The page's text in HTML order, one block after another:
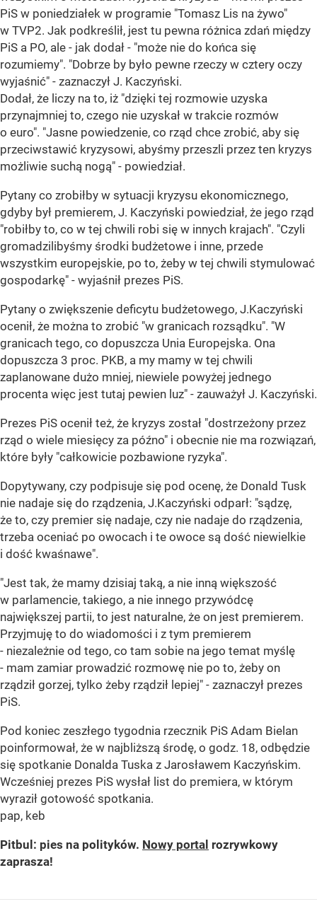
PiS w poniedziałek w programie "Tomasz Lis na żywo"
w TVP2. Jak podkreślił, jest tu pewna różnica zdań między
PiS a PO, ale - jak dodał - "może nie do końca się
rozumiemy". "Dobrze by było pewne rzeczy w cztery oczy
wyjaśnić" - zaznaczył J. Kaczyński.
Dodał, że liczy na to, iż "dzięki tej rozmowie uzyska
przynajmniej to, czego nie uzyskał w trakcie rozmów
o euro". "Jasne powiedzenie, co rząd chce zrobić, aby się
przeciwstawić kryzysowi, abyśmy przeszli przez ten kryzys
możliwie suchą nogą" - powiedział.
Pytany co zrobiłby w sytuacji kryzysu ekonomicznego,
gdyby był premierem, J. Kaczyński powiedział, że jego rząd
"robiłby to, co w tej chwili robi się w innych krajach". "Czyli
gromadzilibyśmy środki budżetowe i inne, przede
wszystkim europejskie, po to, żeby w tej chwili stymulować
gospodarkę" - wyjaśnił prezes PiS.
Pytany o zwiększenie deficytu budżetowego, J.Kaczyński
ocenił, że można to zrobić "w granicach rozsądku". "W
granicach tego, co dopuszcza Unia Europejska. Ona
dopuszcza 3 proc. PKB, a my mamy w tej chwili
zaplanowane dużo mniej, niewiele powyżej jednego
procenta więc jest tutaj pewien luz" - zauważył J. Kaczyński.
Prezes PiS ocenił też, że kryzys został "dostrzeżony przez
rząd o wiele miesięcy za późno" i obecnie nie ma rozwiązań,
które były "całkowicie pozbawione ryzyka".
Dopytywany, czy podpisuje się pod ocenę, że Donald Tusk
nie nadaje się do rządzenia, J.Kaczyński odparł: "sądzę,
że to, czy premier się nadaje, czy nie nadaje do rządzenia,
trzeba oceniać po owocach i te owoce są dość niewielkie
i dość kwaśnawe".
"Jest tak, że mamy dzisiaj taką, a nie inną większość
w parlamencie, takiego, a nie innego przywódcę
największej partii, to jest naturalne, że on jest premierem.
Przyjmuję to do wiadomości i z tym premierem
- niezależnie od tego, co tam sobie na jego temat myślę
- mam zamiar prowadzić rozmowę nie po to, żeby on
rządził gorzej, tylko żeby rządził lepiej" - zaznaczył prezes
PiS.
Pod koniec zeszłego tygodnia rzecznik PiS Adam Bielan
poinformował, że w najbliższą środę, o godz. 18, odbędzie
się spotkanie Donalda Tuska z Jarosławem Kaczyńskim.
Wcześniej prezes PiS wysłał list do premiera, w którym
wyraził gotowość spotkania.
pap, keb
Pitbul: pies na polityków. Nowy portal rozrywkowy
zaprasza!